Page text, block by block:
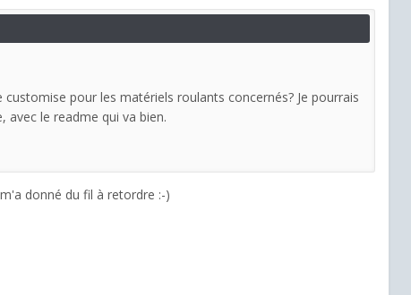
pour les matériels roulants concernés? Je pourrais
le readme qui va bien.
donné du fil à retordre :-)